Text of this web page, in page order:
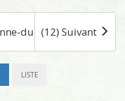
du-Lac(12) Suivant
LISTE